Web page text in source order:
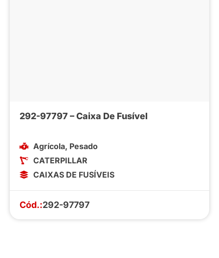
292-97797 – Caixa De Fusível
Agrícola, Pesado
CATERPILLAR
CAIXAS DE FUSÍVEIS
Cód.:292-97797